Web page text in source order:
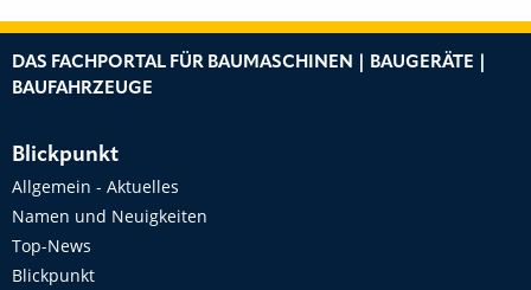
DAS FACHPORTAL FÜR BAUMASCHINEN | BAUGERÄTE |
BAUFAHRZEUGE
Blickpunkt
Allgemein - Aktuelles
Namen und Neuigkeiten
Top-News
Blickpunkt